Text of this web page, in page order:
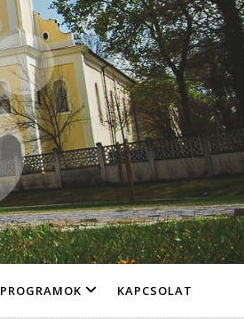
PROGRAMOK KAPCSOLAT